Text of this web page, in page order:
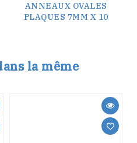
ANNEAUX OVALES
PLAQUES 7MM X 10
la même